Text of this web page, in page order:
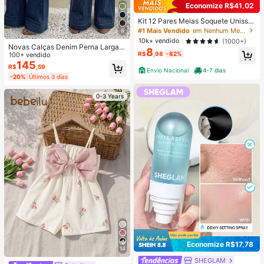
8
Novas Calças Denim Perna Larga F
emininas, Calças Casuais de Moda
de Alta Qualidade, Ajuste Confortáv
el, Adequadas para Todas as Estaç
ões, Uso Diário Fashionável Outono
100+ vendido
R$145 ,59
-20% Últimos 3 dias
0-3 Years
14
Economize R$41,02
Kit 12 Pares Meias Soquete Unisse
x Cano Curto Preta Ou Branca 35-
40
#1 Mais Vendido
em Nenhum Meias Femininas
10k+ vendido
(1000+)
R$8 ,98 -82%
Envio Nacional 4-7 dias
Economize R$17,78
SHEGLAM